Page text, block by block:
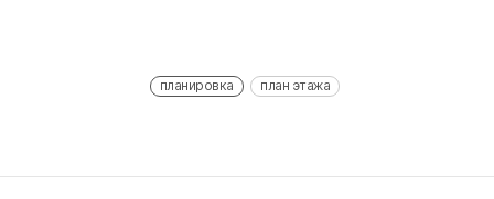
планировка план этажа